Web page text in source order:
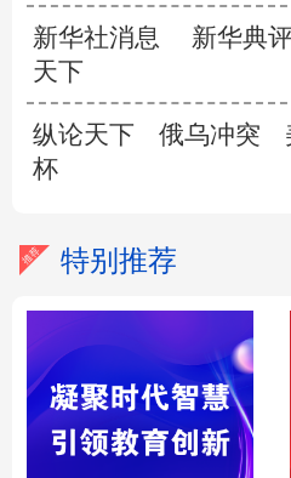
新华社消息 新华典
天下
纵论天下 俄乌冲突
杯
特别推荐